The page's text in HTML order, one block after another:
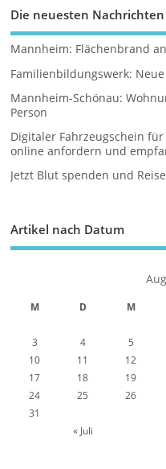
Die neuesten Nachrichten
Mannheim: Flächenbrand
Familienbildungswerk:
Mannheim-Schönau:
Person
Digitaler Fahrzeugschein
online anfordern und
Jetzt Blut spenden und
Artikel nach Datum
M D M
« Juli
3
4 5
10
11 12
17
18 19
24
25 26
31